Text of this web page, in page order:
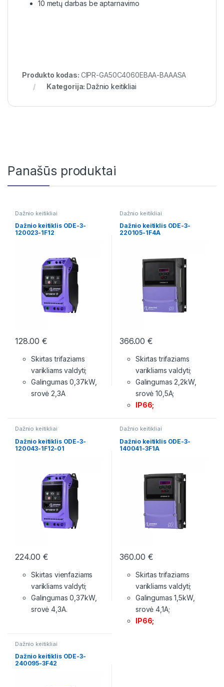
10 metų darbas be aptarnavimo
Produkto kodas: CIPR-GA50C4060EBAA-BAAASA
Kategorija:Dažnio keitikliai
Panašūs produktai
Dažnio keitikliai
Dažnio keitiklis ODE-3-
120023-1F12
128.00€
Skirtas trifaziams
varikliams valdyti;
Galingumas 0,37kW,
srovė 2,3A
Dažnio keitikliai
Dažnio keitiklis ODE-3-
220105-1F4A
366.00€
Skirtas trifaziams
varikliams valdyti;
Galingumas 2,2kW,
srovė 10,5A;
IP66;
Dažnio keitikliai
Dažnio keitiklis ODE-3-
120043-1F12-01
224.00€
Skirtas vienfaziams
varikliams valdyti;
Galingumas 0,37kW,
srovė 4,3A.
Dažnio keitikliai
Dažnio keitiklis ODE-3-
140041-3F1A
360.00€
Skirtas trifaziams
varikliams valdyti;
Galingumas 1,5kW,
srovė 4,1A;
IP66;
Dažnio keitikliai
Dažnio keitiklis ODE-3-
240095-3F42